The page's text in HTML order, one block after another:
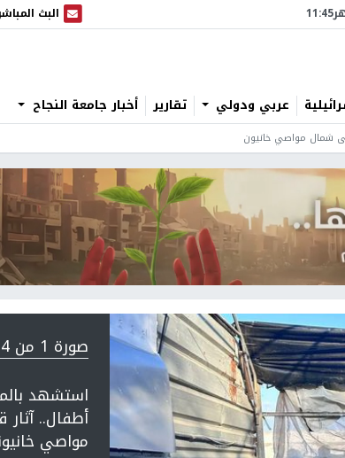
11:45 البث
البث المباشر
عربي ودولي تقارير أخبار جامعة النجاح
صورة 1 من 4.
أطفال..
مواصي